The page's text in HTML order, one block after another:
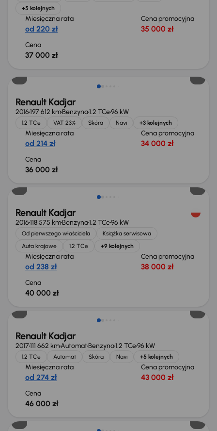
+5 kolejnych
Miesięczna rata
od 220 zł
Cena promocyjna
35 000 zł
Cena
37 000 zł
Renault Kadjar
2016197 612 kmBenzyna1.2 TCe96 kW
1.2 TCe VAT 23% Skóra Navi +3 kolejnych
Miesięczna rata
od 214 zł
Cena promocyjna
34 000 zł
Cena
36 000 zł
Renault Kadjar
2016118 575 kmBenzyna1.2 TCe96 kW
Od pierwszego właściciela
Książka serwisowa
Auta krajowe
1.2 TCe +9 kolejnych
Miesięczna rata
od 238 zł
Cena promocyjna
38 000 zł
Cena
40 000 zł
Renault Kadjar
2017111 662 kmAutomatBenzyna1.2 TCe96 kW
1.2 TCe Automat Skóra Navi +5 kolejnych
Miesięczna rata
od 274 zł
Cena promocyjna
43 000 zł
Cena
46 000 zł